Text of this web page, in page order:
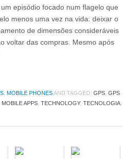
episódio focado num flagelo que
menos uma vez na vida: deixar o
de dimensões consideráveis
voltar das compras. Mesmo após
, MOBILE PHONESAND TAGGED: GPS, GPS
MOBILE APPS, TECHNOLOGY, TECNOLOGIA,